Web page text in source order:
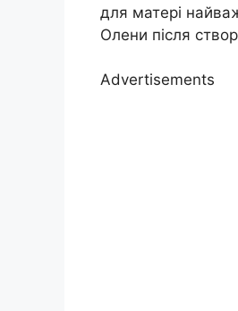
для матері
Олени після
Advertisements